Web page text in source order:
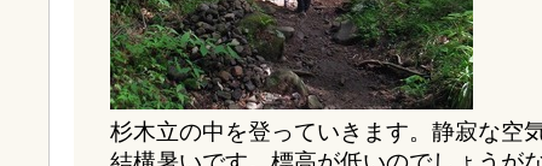
杉木立の中を登っていきます。静寂な空